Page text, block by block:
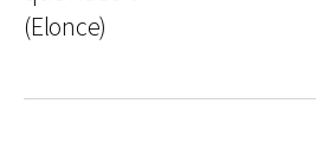
(Elonce)